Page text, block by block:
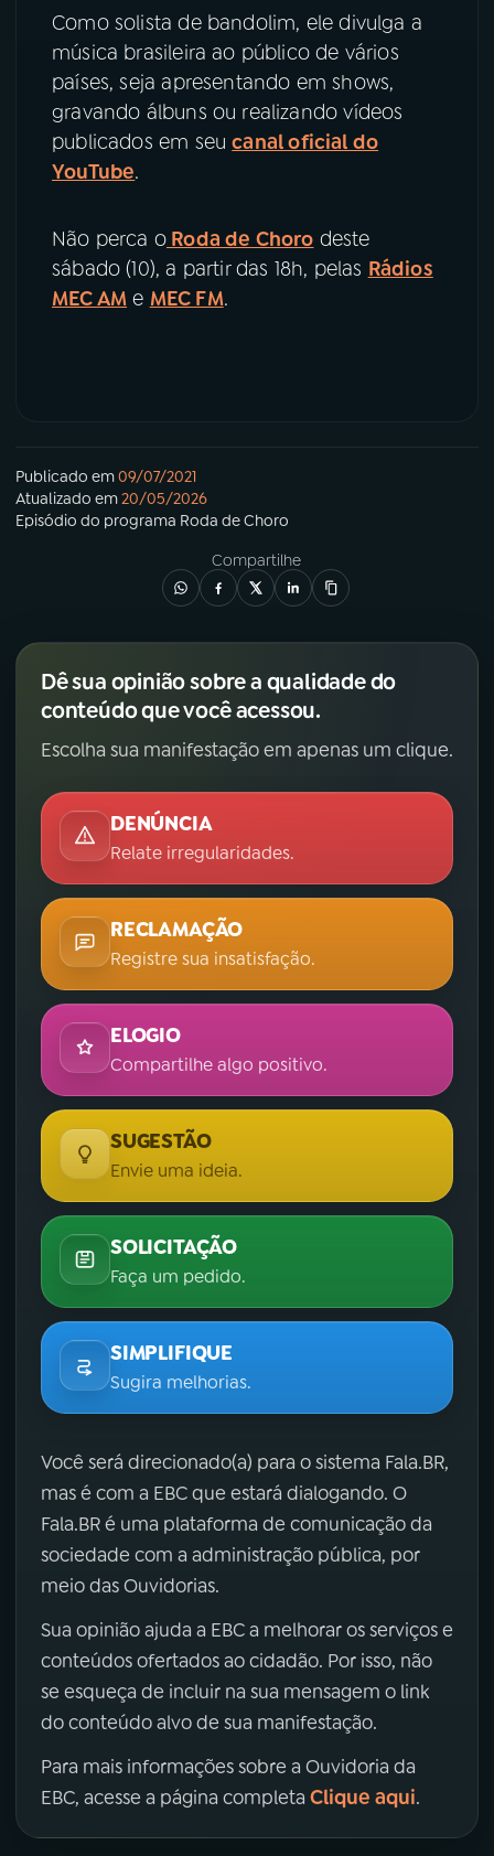
Como solista de bandolim, ele divulga a
música brasileira ao público de vários
países, seja apresentando em shows,
gravando álbuns ou realizando vídeos
publicados em seucanal oficial do
YouTube.
Não perca oRoda de Choro deste
sábado (10), a partir das 18h, pelas Rádios
MEC AM e MEC FM.
Publicado em09/07/2021
Atualizado em20/05/2026
Episódio do programa Roda de Choro
Compartilhe
Dê sua opinião sobre a qualidade do
conteúdo que você acessou.
Escolha sua manifestação em apenas um clique.
DENÚNCIA
Relate irregularidades.
RECLAMAÇÃO
Registre sua insatisfação.
ELOGIO
Compartilhe algo positivo.
SUGESTÃO
Envie uma ideia.
SOLICITAÇÃO
Faça um pedido.
SIMPLIFIQUE
Sugira melhorias.
Você será direcionado(a) para o sistema Fala.BR,
mas é com a EBC que estará dialogando. O
Fala.BR é uma plataforma de comunicação da
sociedade com a administração pública, por
meio das Ouvidorias.
Sua opinião ajuda a EBC a melhorar os serviços e
conteúdos ofertados ao cidadão. Por isso, não
se esqueça de incluir na sua mensagem o link
do conteúdo alvo de sua manifestação.
Para mais informações sobre a Ouvidoria da
EBC, acesse a página completa Clique aqui.